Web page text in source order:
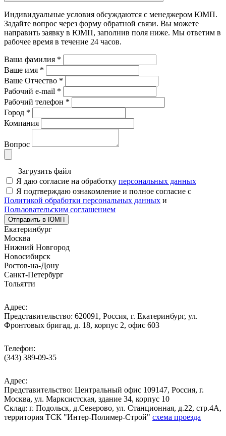
Индивидуальные условия обсуждаются с менеджером ЮМП.
Задайте вопрос через форму обратной связи. Вы можете
направить заявку в ЮМП, заполнив поля ниже. Mы ответим в
рабочее время в течение 24 часов.
Ваша фамилия *
Ваше имя *
Ваше Отчество *
Рабочий e-mail *
Рабочий телефон *
Город *
Компания
Вопрос
Загрузить файл
Я даю согласие на обработку персональных данных
Я подтверждаю ознакомление и полное согласие с
Политикой обработки персональных данных и
Пользовательским соглашением
Отправить в ЮМП
Екатеринбург
Москва
Нижний Новгород
Новосибирск
Ростов-на-Дону
Санкт-Петербург
Тольятти
Адрес:
Представительство: 620091, Россия, г. Екатеринбург, ул.
Фронтовых бригад, д. 18, корпус 2, офис 603
Телефон:
(343) 389-09-35
Адрес:
Представительство: Центральный офис 109147, Россия, г.
Москва, ул. Марксистская, здание 34, корпус 10
Cклад: г. Подольск, д.Северово, ул. Станционная, д.22, стр.4А,
территория ТСК "Интер-Полимер-Строй" схема проезда